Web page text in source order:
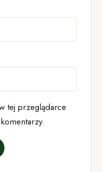
tej przeglądarce